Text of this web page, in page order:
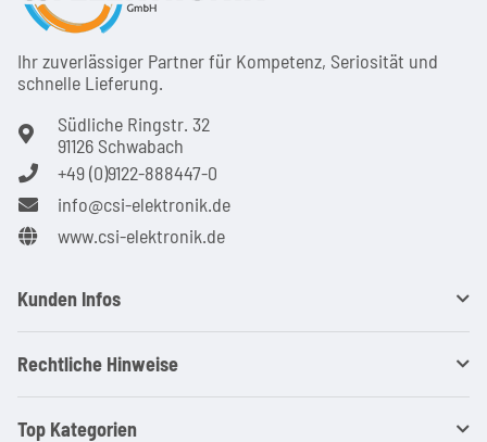
Ihr zuver­läs­siger Partner für Kom­pe­tenz, Seri­osi­tät und
schnel­le Lie­ferung.
Südliche Ringstr. 32
91126 Schwabach
+49 (0)9122-888447-0
info@csi-elektronik.de
www.csi-elektronik.de
Kunden Infos
Rechtliche Hinweise
Top Kategorien